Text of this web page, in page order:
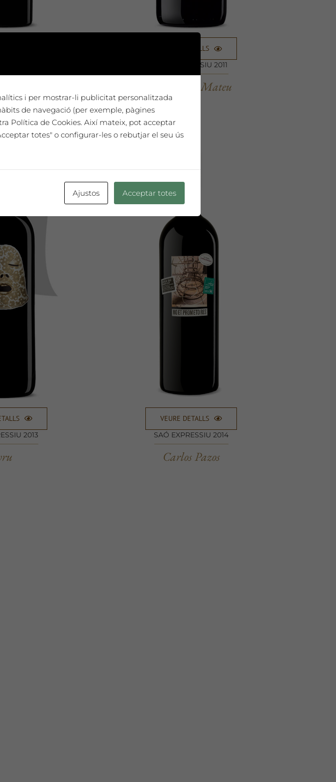
VEURE DETALLS
SAÓ EXPRESSIU 2011
Assumpció Mateu
2013
VEURE DETALLS
SAÓ EXPRESSIU 2014
Carlos Pazos
i per mostrar-li publicitat personalitzada
de navegació (per exemple, pàgines
Política de Cookies. Així mateix, pot acceptar
totes" o configurar-les o rebutjar el seu ús
Ajustos Acceptar totes